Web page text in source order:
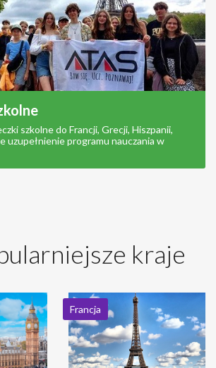
szkolne do Francji, Grecji, Hiszpanii,
uzupełnienie programu nauczania w
kraje
Francja